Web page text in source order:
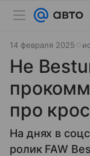
14 февраля 2025
Не
про
На днях в
ролик FAW